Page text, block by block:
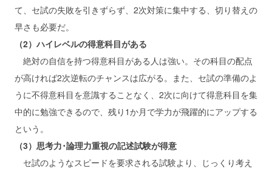
て、セ試の失敗を引きずらず、2次対策に集中する、切り替えの
早さも必要だ。
（2）ハイレベルの得意科目がある
絶対の自信を持つ得意科目がある人は強い。その科目の配点
が高ければ2次逆転のチャンスは広がる。また、セ試の準備のよ
うに不得意科目を意識することなく、2次に向けて得意科目を集
中的に勉強できるので、残り1か月で学力が飛躍的にアップする
という。
（3）思考力･論理力重視の記述試験が得意
セ試のようなスピードを要求される試験より、じっくり考え